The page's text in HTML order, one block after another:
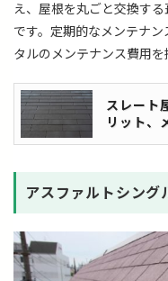
え、屋根を丸ごと交換す
です。定期的なメンテナ
タルのメンテナンス費用を
スレート
リット、
アスファルトシング